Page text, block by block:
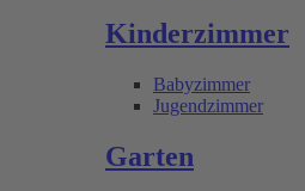
Kinderzimmer
Babyzimmer
Jugendzimmer
Garten